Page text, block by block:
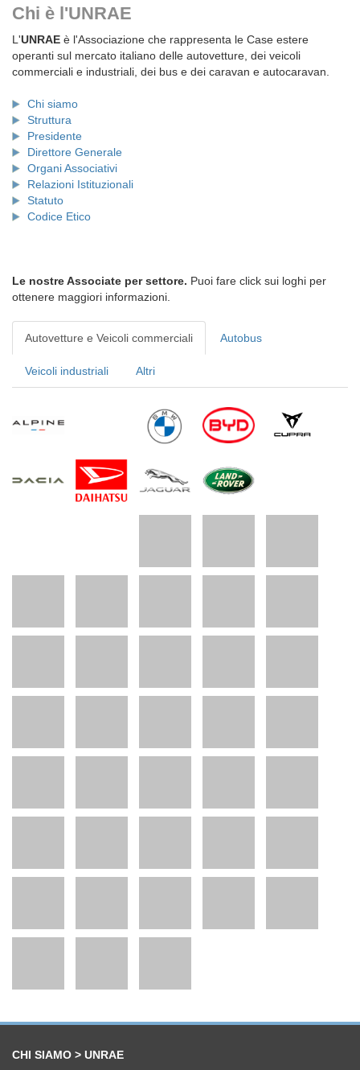
Chi è l'UNRAE
L'UNRAE è l'Associazione che rappresenta le Case estere
operanti sul mercato italiano delle autovetture, dei veicoli
commerciali e industriali, dei bus e dei caravan e autocaravan.
Chi siamo
Struttura
Presidente
Direttore Generale
Organi Associativi
Relazioni Istituzionali
Statuto
Codice Etico
Le nostre Associate per settore. Puoi fare click sui loghi per
ottenere maggiori informazioni.
Autovetture e Veicoli commerciali Autobus
Veicoli industriali Altri
CHI SIAMO > UNRAE